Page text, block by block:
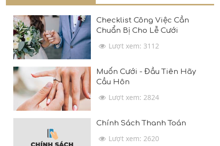
Checklist Công Việc Cần
Chuẩn Bị Cho Lễ Cưới
Lượt xem: 3112
Muốn Cưới - Đầu Tiên Hãy
Cầu Hôn
Lượt xem: 2824
Chính Sách Thanh Toán
Lượt xem: 2620